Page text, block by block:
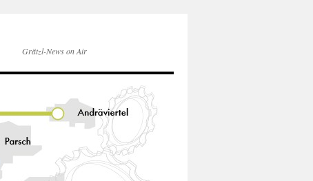
Grätzl-News on Air